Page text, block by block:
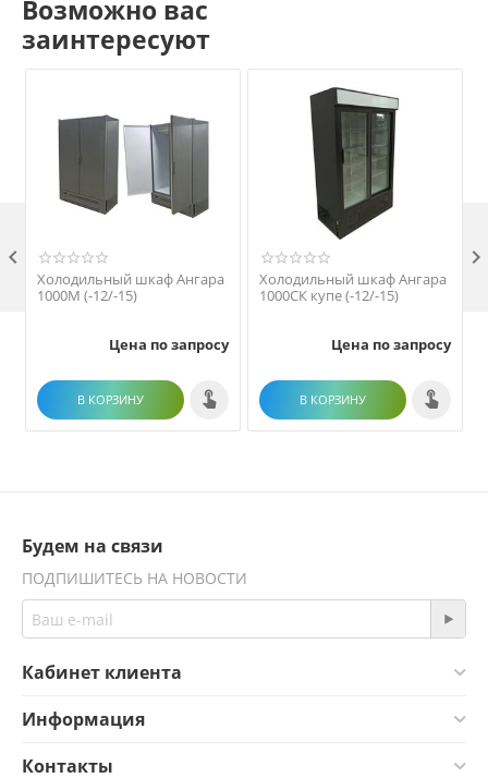
Возможно вас
заинтересуют
Холодильный шкаф Ангара
1000М (-12/-15)
Цена по запросу
В КОРЗИНУ
Холодильный шкаф Ангара
1000СК купе (-12/-15)
Цена по запросу
В КОРЗИНУ
 
Будем на связи
ПОДПИШИТЕСЬ НА НОВОСТИ
Кабинет клиента
Информация
Контакты